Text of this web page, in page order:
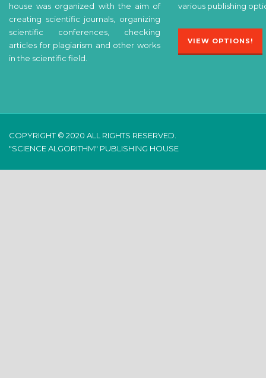
house was organized with the aim of
creating scientific journals, organizing
scientific conferences, checking
articles for plagiarism and other works
in the scientific field.
various publishing
VIEW OPTIONS!
COPYRIGHT © 2020 ALL RIGHTS RESERVED.
"SCIENCE ALGORITHM" PUBLISHING HOUSE